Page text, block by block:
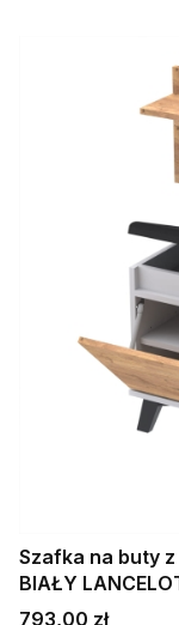
Szafka na buty
BIAŁY
Cena
793,00 zł